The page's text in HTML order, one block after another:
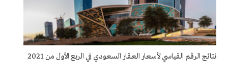
نتائج الرقم القياسي لأسعار العقار السعودي في الربع الأول من 2021